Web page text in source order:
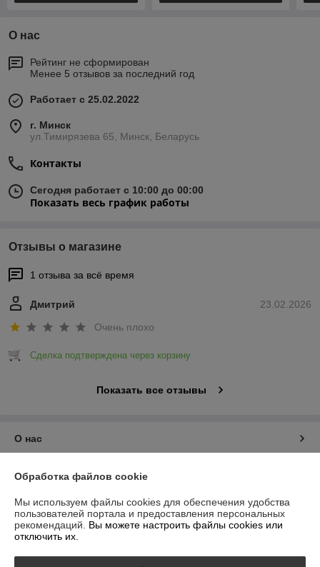
О нас
Рейтинг не сформирован
Менее 5 отзывов за последний год
Работает с 25.02.2022
г. Минск
ул.Тимирязева 65, Минск, Беларусь
Контакты
Сегодня работает с 10:00 до 00:00
Показать весь график работы
Отзывы о магазине
1 отзыва за всё время
23.02.2026
Дмитрий
Очень плохо
Сделка подтверждена через корзину
Показать все отзывы
О нас
Контакты
Доставка и оплата
График работы
Обработка файлов cookie
Мы используем файлы cookies для обеспечения удобства
пользователей портала и предоставления персональных
рекомендаций. Вы можете настроить файлы cookies или
отключить их.